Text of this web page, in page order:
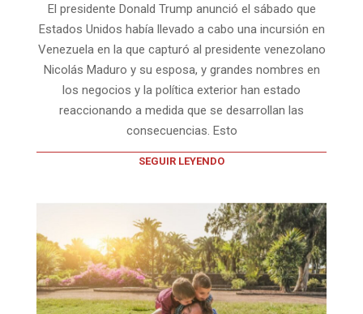
El presidente Donald Trump anunció el sábado que
Estados Unidos había llevado a cabo una incursión en
Venezuela en la que capturó al presidente venezolano
Nicolás Maduro y su esposa, y grandes nombres en
los negocios y la política exterior han estado
reaccionando a medida que se desarrollan las
consecuencias. Esto
SEGUIR LEYENDO